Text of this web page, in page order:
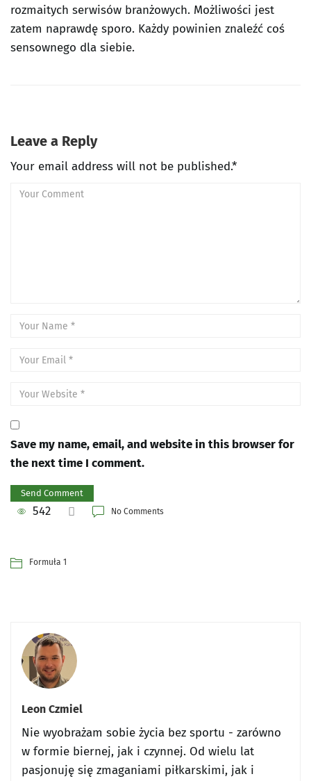
rozmaitych serwisów branżowych. Możliwości jest
zatem naprawdę sporo. Każdy powinien znaleźć coś
sensownego dla siebie.
Leave a Reply
Your email address will not be published.*
Save my name, email, and website in this browser for
the next time I comment.
542 No Comments
Formuła 1
Leon Czmiel
Nie wyobrażam sobie życia bez sportu - zarówno
w formie biernej, jak i czynnej. Od wielu lat
pasjonuję się zmaganiami piłkarskimi, jak i